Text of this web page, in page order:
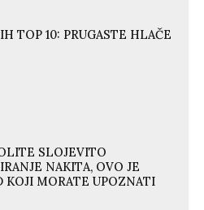
TOP 10: PRUGASTE HLAČE
SLOJEVITO
NAKITA, OVO JE
KOJI MORATE UPOZNATI